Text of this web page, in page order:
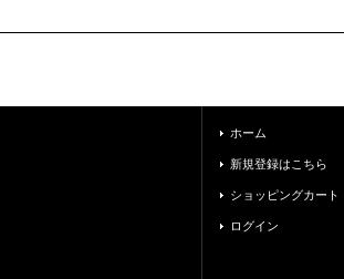
ホーム
新規登録はこちら
ショッピングカート
ログイン